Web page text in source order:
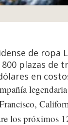
de ropa
plazas de
en
los próximos